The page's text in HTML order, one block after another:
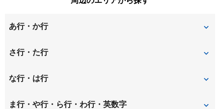
あ行・か行
今福
大野
さ行・た行
常光寺
竹島 築地
な行・は行
長洲中通 長洲西通
ま行・や行・ら行・わ行・英数字